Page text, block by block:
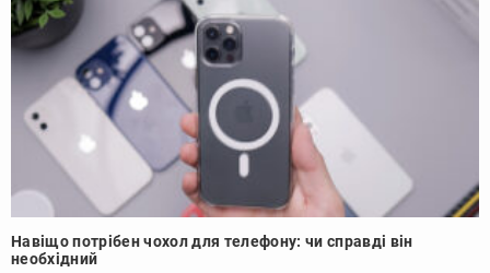
Навіщо потрібен чохол для телефону: чи справді він
необхідний